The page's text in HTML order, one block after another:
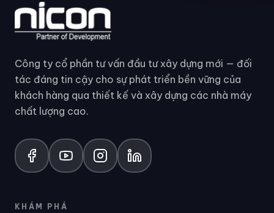
Công ty cổ phần tư vấn đầu tư xây dựng mới — đối
tác đáng tin cậy cho sự phát triển bền vững của
khách hàng qua thiết kế và xây dựng các nhà máy
chất lượng cao.
KHÁM PHÁ